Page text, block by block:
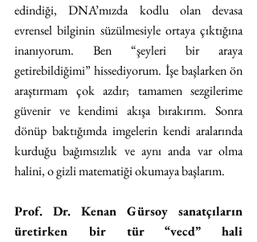
edindiği, DNA’mızda kodlu olan devasa
evrensel bilginin süzülmesiyle ortaya çıktığına
inanıyorum. Ben “şeyleri bir araya
getirebildiğimi” hissediyorum. İşe başlarken ön
araştırmam çok azdır; tamamen sezgilerime
güvenir ve kendimi akışa bırakırım. Sonra
dönüp baktığımda imgelerin kendi aralarında
kurduğu bağımsızlık ve aynı anda var olma
halini, o gizli matematiği okumaya başlarım.
Prof. Dr. Kenan Gürsoy sanatçıların
üretirken bir tür “vecd” hali